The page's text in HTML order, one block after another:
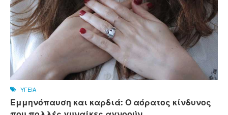
ΥΓΕΙΑ
Εμμηνόπαυση και καρδιά: Ο αόρατος κίνδυνος